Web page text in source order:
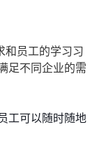
和员工的学习习
足不同企业的需
工可以随时随地